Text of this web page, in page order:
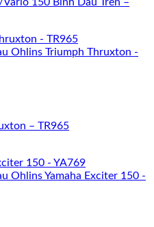
150 Bình Dầu Trên –
– TR965